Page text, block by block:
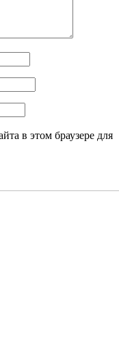
в этом браузере для